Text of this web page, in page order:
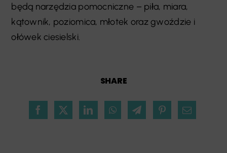
SHARE
będą narzędzia pomocniczne – piła, miara,
kątownik, poziomica, młotek oraz gwoździe i
ołówek ciesielski.